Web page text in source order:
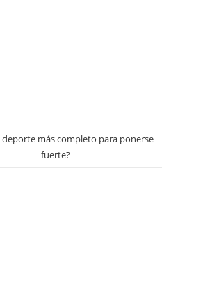
deporte más completo para ponerse
fuerte?